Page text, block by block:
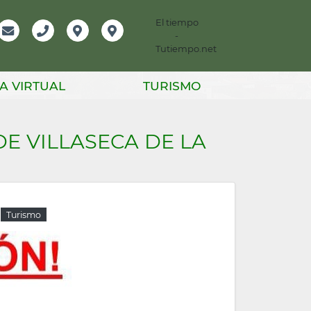
El tiempo
-
Tutiempo.net
VIRTUAL TURISMO
VILLASECA DE LA
Turismo